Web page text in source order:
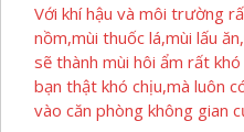
Với khí hậu và môi trường
nồm,mùi thuốc lá,mùi lấu
sẽ thành mùi hôi ẩm rất
bạn thật khó chịu,mà luôn
vào căn phòng không gian